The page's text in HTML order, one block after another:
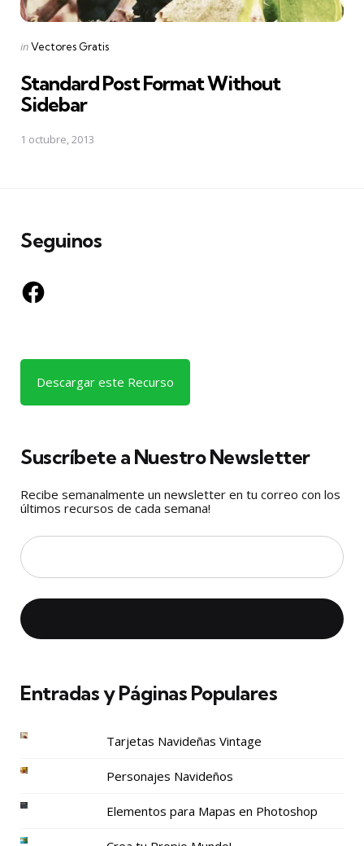
Posted
inVectores Gratis
Standard Post Format Without
Sidebar
1 octubre, 2013
Seguinos
Facebook
Descargar este Recurso
Suscríbete a Nuestro Newsletter
Recibe semanalmente un newsletter en tu correo con los
últimos recursos de cada semana!
Entradas y Páginas Populares
Tarjetas Navideñas Vintage
Personajes Navideños
Elementos para Mapas en Photoshop